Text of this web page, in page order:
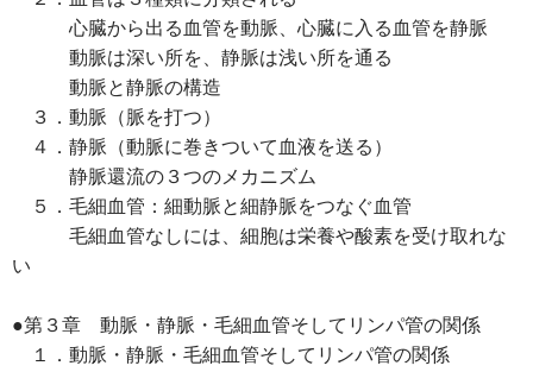
心臓から出る血管を動脈、心臓に入る血管を静脈
動脈は深い所を、静脈は浅い所を通る
動脈と静脈の構造
３．動脈（脈を打つ）
４．静脈（動脈に巻きついて血液を送る）
静脈還流の３つのメカニズム
５．毛細血管：細動脈と細静脈をつなぐ血管
毛細血管なしには、細胞は栄養や酸素を受け取れな
い
●第３章 動脈・静脈・毛細血管そしてリンパ管の関係
１．動脈・静脈・毛細血管そしてリンパ管の関係